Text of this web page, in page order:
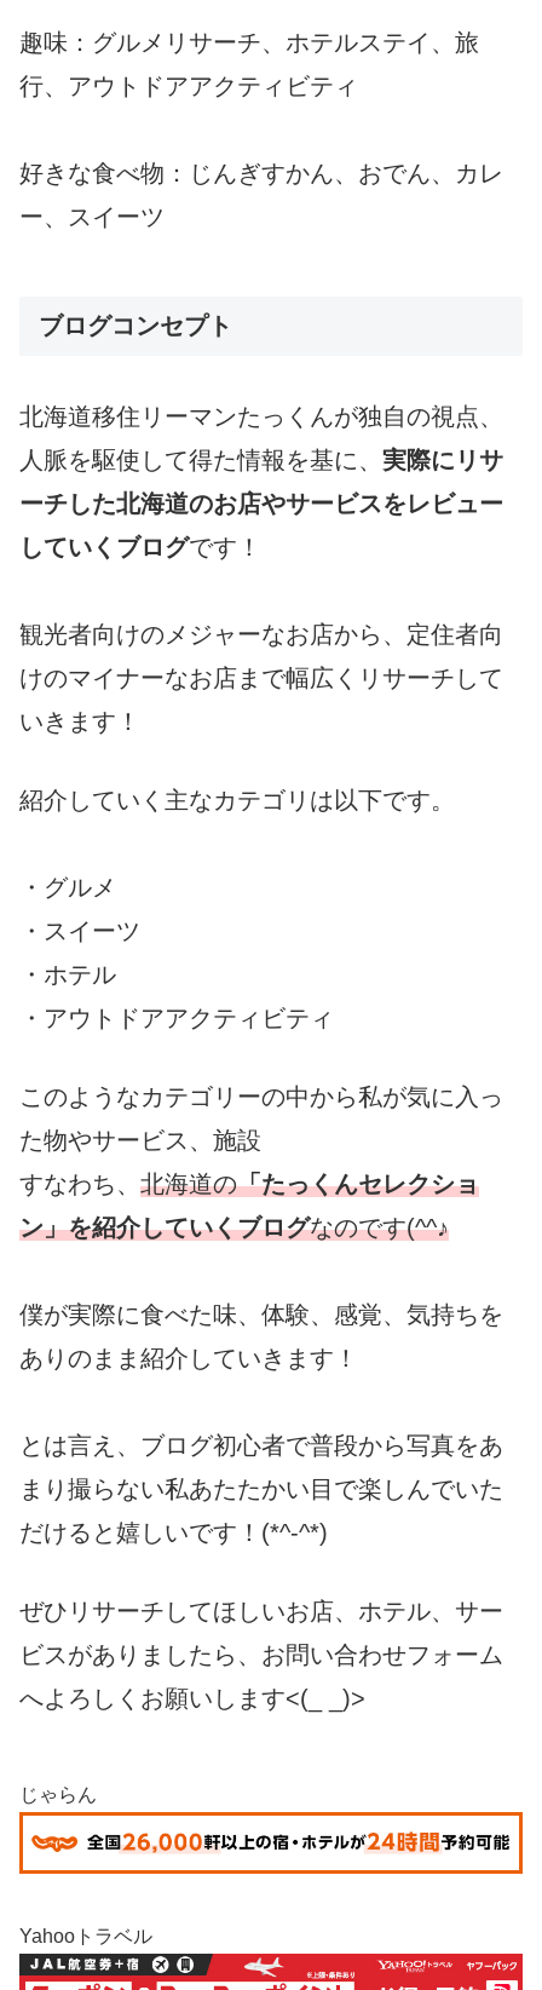
趣味：グルメリサーチ、ホテルステイ、旅
行、アウトドアアクティビティ
好きな食べ物：じんぎすかん、おでん、カレ
ー、スイーツ
ブログコンセプト
北海道移住リーマンたっくんが独自の視点、
人脈を駆使して得た情報を基に、 実際にリサ
ーチした北海道のお店やサービスをレビュー
していくブログです！
観光者向けのメジャーなお店から、定住者向
けのマイナーなお店まで幅広くリサーチして
いきます！
紹介していく主なカテゴリは以下です。
・グルメ
・スイーツ
・ホテル
・アウトドアアクティビティ
このようなカテゴリーの中から私が気に入っ
た物やサービス、施設
すなわち、 北海道の「たっくんセレクショ
ン」を紹介していくブログなのです(^^♪
僕が実際に食べた味、体験、感覚、気持ちを
ありのまま紹介していきます！
とは言え、ブログ初心者で普段から写真をあ
まり撮らない私あたたかい目で楽しんでいた
だけると嬉しいです！(*^-^*)
ぜひリサーチしてほしいお店、ホテル、サー
ビスがありましたら、お問い合わせフォーム
へよろしくお願いします<(_ _)>
じゃらん
Yahooトラベル